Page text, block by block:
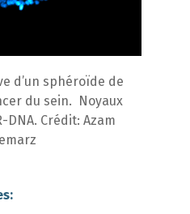
d’un sphéroïde de
du sein. Noyaux
DNA. Crédit: Azam